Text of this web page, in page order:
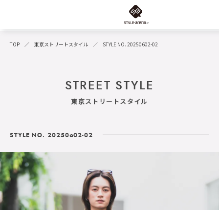
TOP 東京ストリートスタイル STYLE NO. 20250602-02
STREET STYLE
東京ストリートスタイル
STYLE NO. 20250602-02